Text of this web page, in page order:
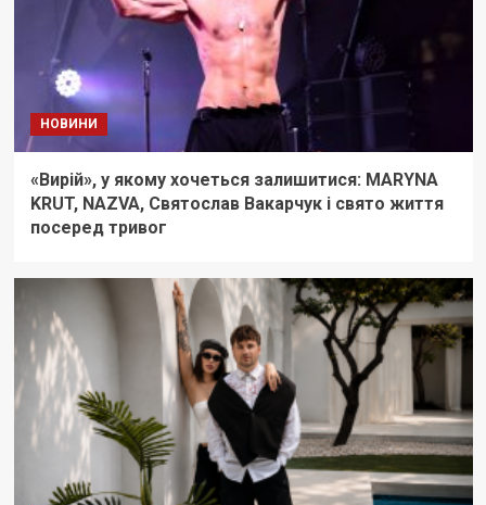
НОВИНИ
«Вирій», у якому хочеться залишитися: MARYNA
KRUT, NAZVA, Святослав Вакарчук і свято життя
посеред тривог